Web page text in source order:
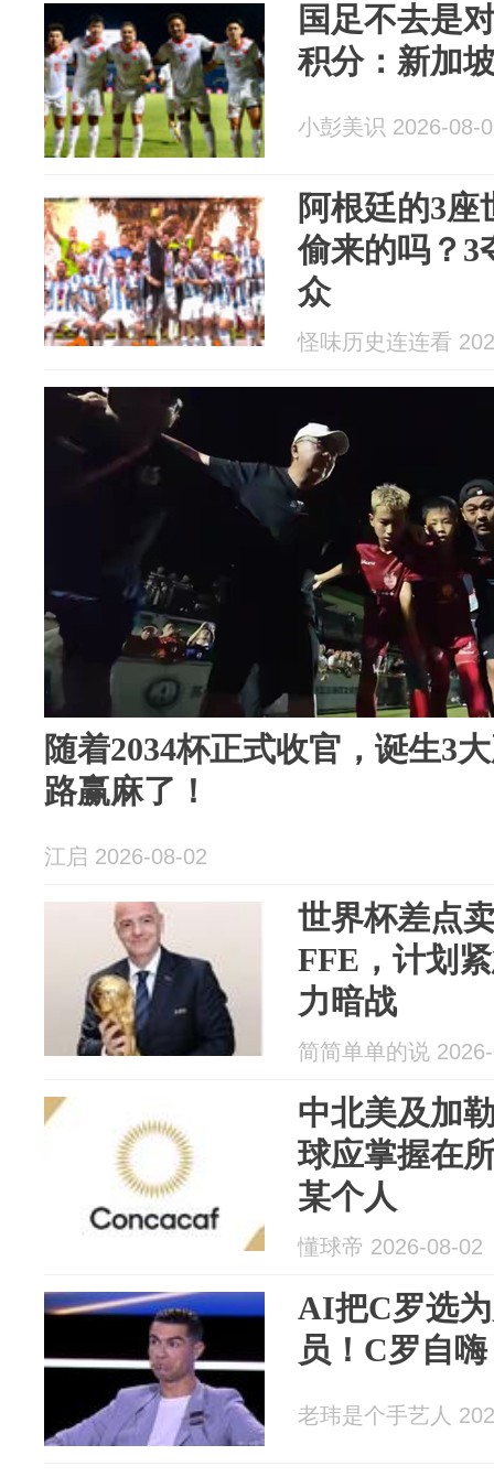
国足不去是
积分：新加
小彭美识 2026-08-
阿根廷的3
偷来的吗？3
众
怪味历史连连看
随着2034杯正式收官，诞生3
路赢麻了！
江启 2026-08-02
世界杯差点
FFE，计划
力暗战
简简单单的说
中北美及加
球应掌握在
某个人
懂球帝 2026-08-02
AI把C罗选
员！C罗自
老玮是个手艺人